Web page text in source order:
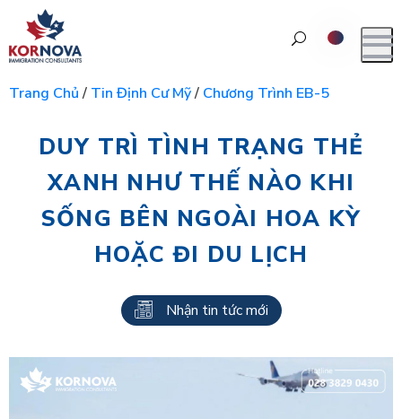
Trang Chủ/ Tin Định Cư Mỹ/ Chương Trình EB-5
DUY TRÌ TÌNH TRẠNG THẺ
XANH NHƯ THẾ NÀO KHI
SỐNG BÊN NGOÀI HOA KỲ
HOẶC ĐI DU LỊCH
Nhận tin tức mới